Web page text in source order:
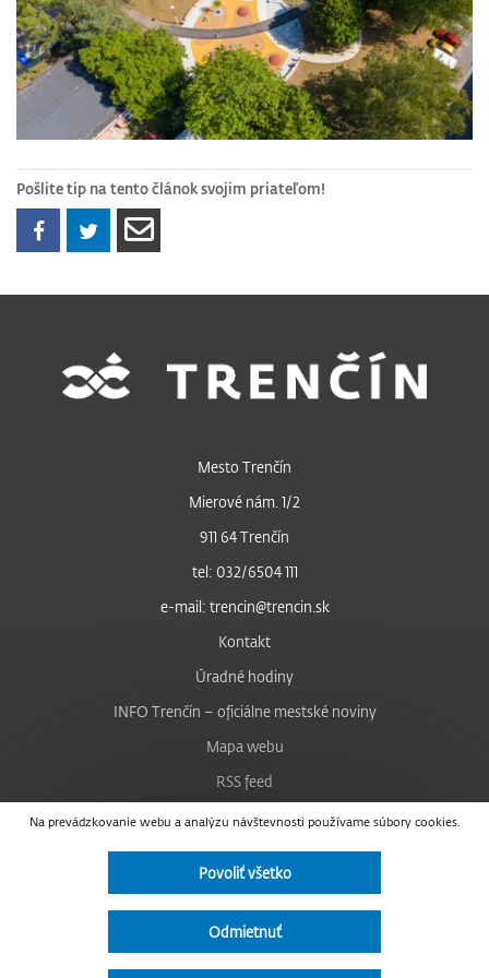
Pošlite tip na tento článok svojim priateľom!
Na prevádzkovanie webu a analýzu návštevnosti používame súbory cookies.
Povoliť všetko
Odmietnuť
Mesto Trenčín
Mierové nám. 1/2
911 64 Trenčín
tel: 032/6504 111
e-mail: trencin@trencin.sk
Kontakt
Úradné hodiny
INFO Trenčín – oficiálne mestské noviny
Mapa webu
RSS feed
Nastavenie cookies
Facebook
Instagram
Vyhlásenie o prístupnosti